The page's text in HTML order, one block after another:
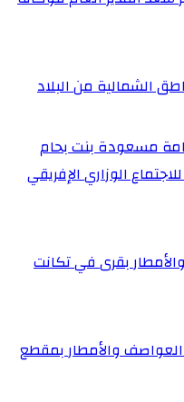
الشمالية من البلاد
مسعودة بنت بحام
الوزاري الإفريقي
والأمطار بقرى في تكانت
والأمطار بمقطع